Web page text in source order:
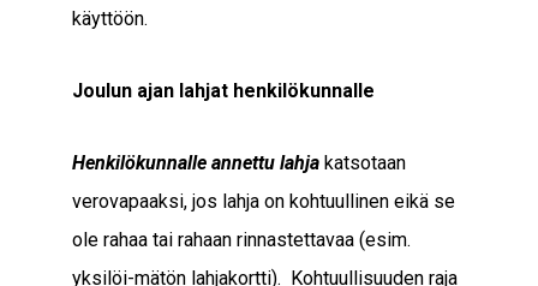
käyttöön.
Joulun ajan lahjat henkilökunnalle
Henkilökunnalle annettu lahja katsotaan
verovapaaksi, jos lahja on kohtuullinen eikä se
ole rahaa tai rahaan rinnastettavaa (esim.
yksilöi-mätön lahjakortti). Kohtuullisuuden raja